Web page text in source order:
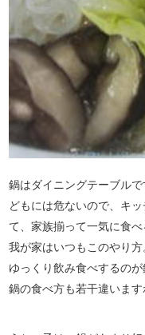
鍋はダイニングテーブル
どもには危ないので、キ
て、家族揃って一気に食
我が家はいつもこのやり
ゆっくり飲み食べするの
鍋の食べ方も若干違います